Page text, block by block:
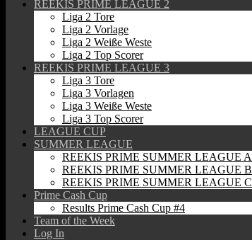
REEKIS PRIME LEAGUE 2
Liga 2 Tore
Liga 2 Vorlage
Liga 2 Weiße Weste
Liga 2 Top Scorer
REEKIS PRIME LEAGUE 3
Liga 3 Tore
Liga 3 Vorlagen
Liga 3 Weiße Weste
Liga 3 Top Scorer
LEAGUE CUP
SUMMER LEAGUE
REEKIS PRIME SUMMER LEAGUE A
REEKIS PRIME SUMMER LEAGUE B
REEKIS PRIME SUMMER LEAGUE C
Prime Cash Cup
Results Prime Cash Cup #4
Team of the Week
Log In